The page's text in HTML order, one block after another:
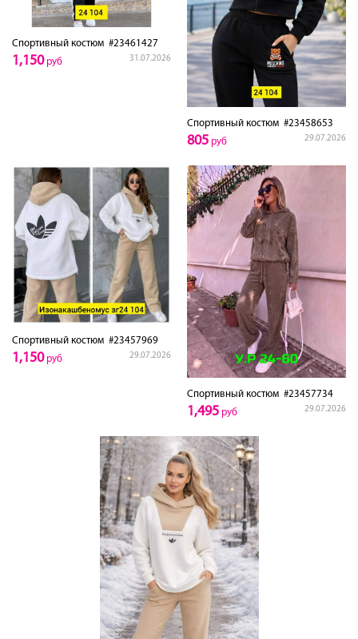
Спортивный костюм #23461427
31.07.2026
1,150руб
Спортивный костюм #23458653
29.07.2026
805 руб
Спортивный костюм #23457969
29.07.2026
1,150руб
Спортивный костюм #23457734
29.07.2026
1,495 руб